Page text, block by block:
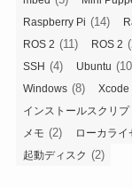
Raspberry Pi (14)
ROS 2 (11) ROS 2
SSH (4) Ubuntu
Windows (8) Xcode
インストールスクリプ
メモ (2) ローカライ
起動ディスク (2)